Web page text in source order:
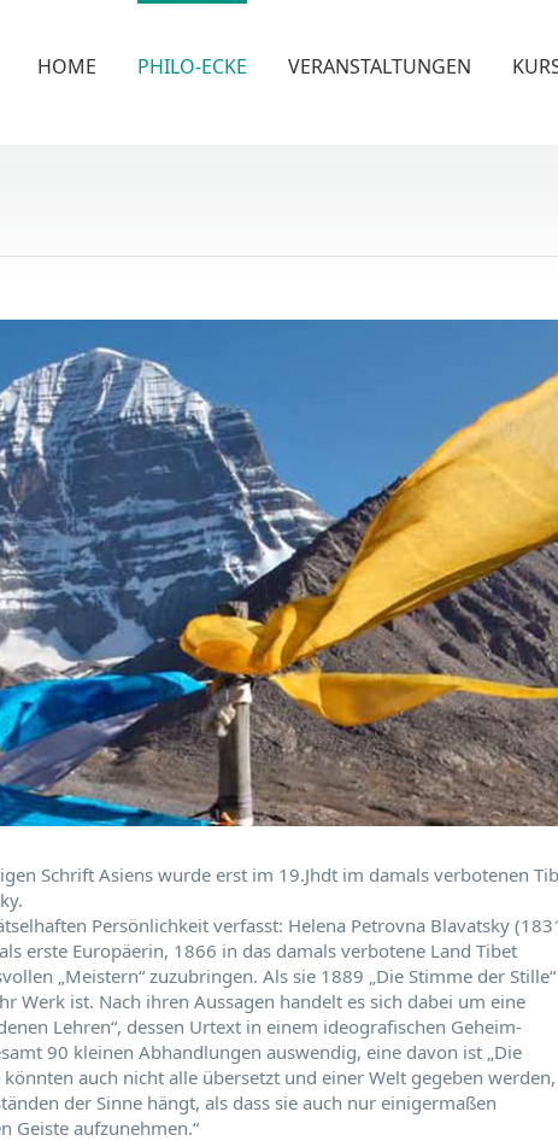
HOME PHILO-ECKE VERANSTALTUNGEN
Schrift Asiens wurde erst im 19.Jhdt im damals verbotenen
Persönlichkeit verfasst: Helena Petrovna Blavatsky
erste Europäerin, 1866 in das damals verbotene Land Tibet
„Meistern“ zuzubringen. Als sie 1889 „Die Stimme der Stille“
Werk ist. Nach ihren Aussagen handelt es sich dabei um eine
Lehren“, dessen Urtext in einem ideografischen Geheim-
90 kleinen Abhandlungen auswendig, eine davon ist „Die
könnten auch nicht alle übersetzt und einer Welt gegeben werden,
der Sinne hängt, als dass sie auch nur einigermaßen
Geiste aufzunehmen.“